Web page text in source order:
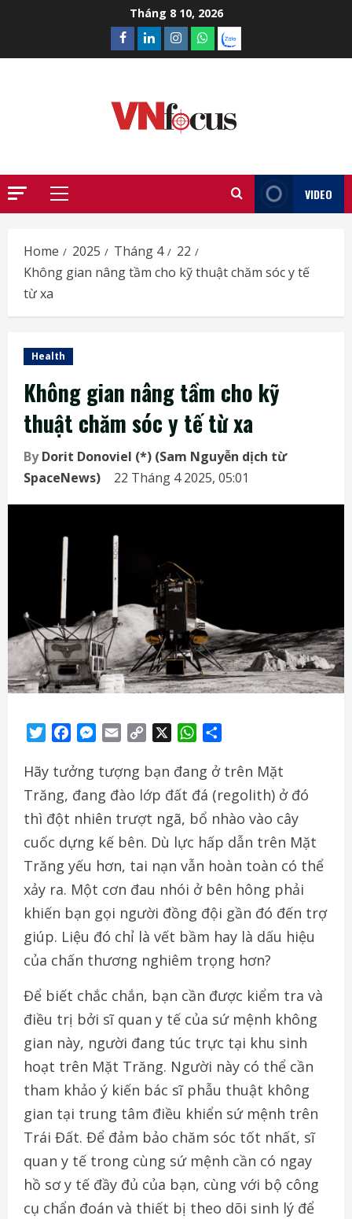
Tháng 8 10, 2026
Facebook
LinkedinInstagram
What’sapp
Zalo
Primary
VIDEO
Home 2025 Tháng 4
22
Không gian nâng tầm cho kỹ thuật chăm sóc y tế
từ xa
Health
Không gian nâng tầm cho kỹ
thuật chăm sóc y tế từ xa
ByDorit Donoviel (*) (Sam Nguyễn dịch từ
SpaceNews)
22 Tháng 4 2025, 05:01
TwitterFacebookMessenger
Email
Copy
WhatsApp
Hãy tưởng tượng bạn đang ở trên Mặt
Trăng, đang đào lớp đất đá (regolith) ở đó
thì đột nhiên trượt ngã, bổ nhào vào cây
cuốc dựng kế bên. Dù lực hấp dẫn trên Mặt
Trăng yếu hơn, tai nạn vẫn hoàn toàn có thể
xảy ra. Một cơn đau nhói ở bên hông phải
khiến bạn gọi người đồng đội gần đó đến trợ
giúp. Liệu đó chỉ là vết bầm hay là dấu hiệu
của chấn thương nghiêm trọng hơn?
Để biết chắc chắn, bạn cần được kiểm tra và
điều trị bởi sĩ quan y tế của sứ mệnh không
gian này, người đang túc trực tại khu sinh
hoạt trên Mặt Trăng. Người này có thể cần
tham khảo ý kiến bác sĩ phẫu thuật không
gian tại trung tâm điều khiển sứ mệnh trên
Trái Đất. Để đảm bảo chăm sóc tốt nhất, sĩ
quan y tế trong cùng sứ mệnh cần có ngay
hồ sơ y tế đầy đủ của bạn, cùng với bộ công
cụ chẩn đoán và thiết bị theo dõi sinh lý để